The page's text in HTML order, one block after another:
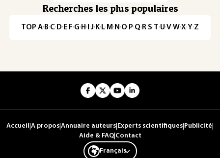
Recherches les plus populaires
TOP·A·B·C· D· E· F·G· H · ·J· K· L· M · N ·O· P·Q· R·S·T·U·V·W·X·Y·Z
Accueil A propos Annuaire auteurs Experts scientifiques Publicité
Aide & FAQ| Contact
Français